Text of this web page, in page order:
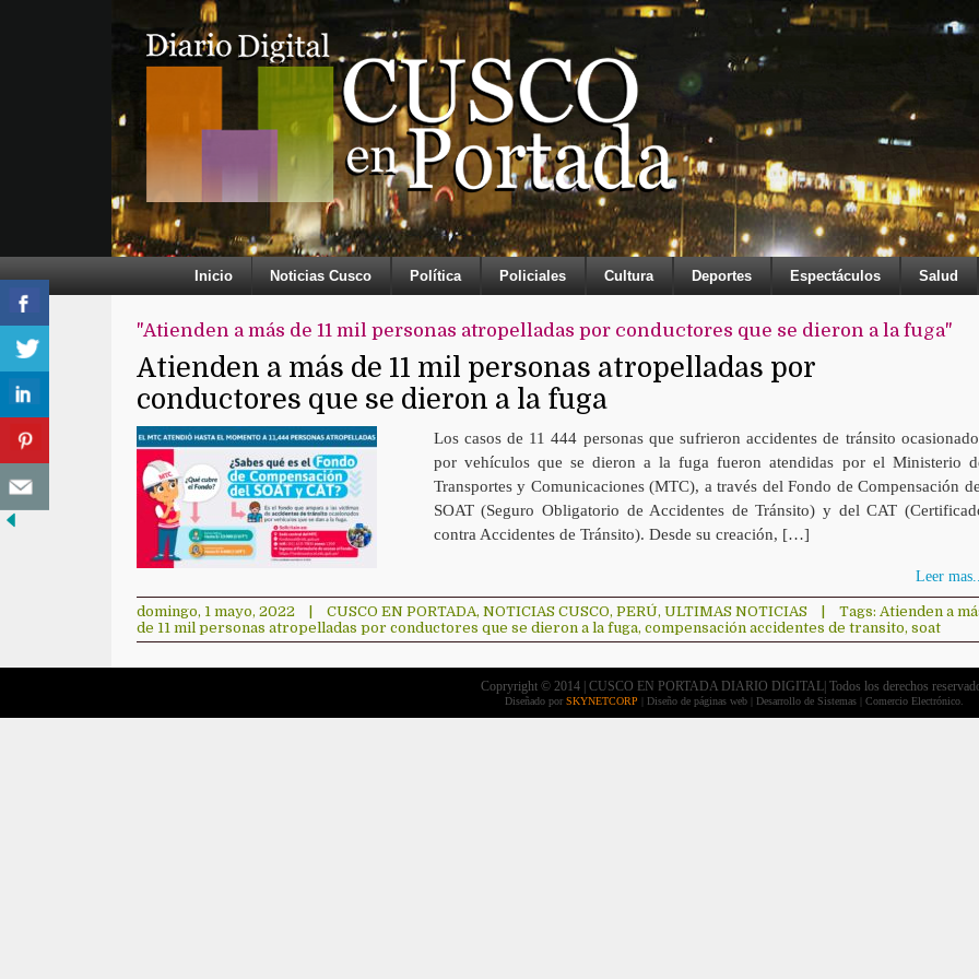
Inicio Noticias Cusco Política Policiales Cultura Deportes Espectáculos Salud
"Atienden a más de 11 mil personas atropelladas por conductores que se dieron a la fuga"
Atienden a más de 11 mil personas atropelladas por
conductores que se dieron a la fuga
Los casos de 11 444 personas que sufrieron accidentes de tránsito
por vehículos que se dieron a la fuga fueron atendidas por el Ministerio
Transportes y Comunicaciones (MTC), a través del Fondo de Compensación
SOAT (Seguro Obligatorio de Accidentes de Tránsito) y del CAT
contra Accidentes de Tránsito). Desde su creación, […]
Leer mas...
domingo, 1 mayo, 2022 CUSCO EN PORTADA, NOTICIAS CUSCO, PERÚ, ULTIMAS NOTICIAS Tags: Atienden a
de 11 mil personas atropelladas por conductores que se dieron a la fuga, compensación accidentes de transito, soat
Copryright © 2014 | CUSCO EN PORTADA DIARIO DIGITAL| Todos los derechos
Diseñado por SKYNETCORP | Diseño de páginas web | Desarrollo de Sistemas | Comercio Electrónico.